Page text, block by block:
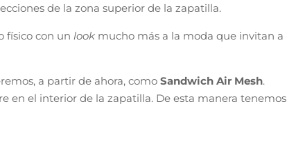
de la zona superior de la zapatilla.
físico con un look mucho más a la moda que invitan a
a partir de ahora, como Sandwich Air Mesh.
en el interior de la zapatilla. De esta manera tenemos